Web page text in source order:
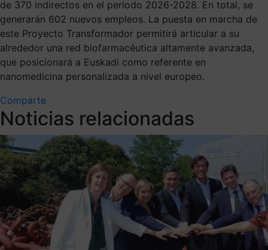
de 370 indirectos en el periodo 2026-2028. En total, se
generarán 602 nuevos empleos. La puesta en marcha de
este Proyecto Transformador permitirá articular a su
alrededor una red biofarmacéutica altamente avanzada,
que posicionará a Euskadi como referente en
nanomedicina personalizada a nivel europeo.
Comparte
Noticias relacionadas